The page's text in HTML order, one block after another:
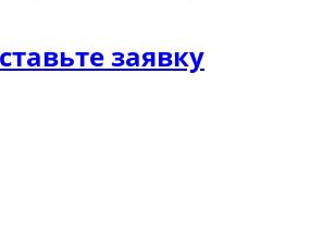
заявку